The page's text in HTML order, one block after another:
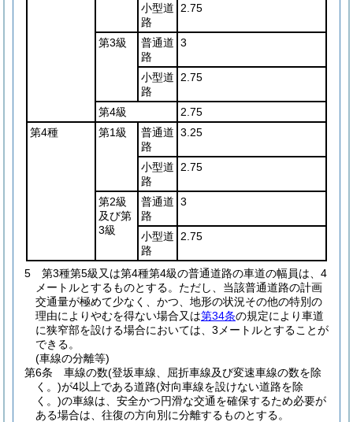
小型道
路
2.75
第3級
普通道
路
3
小型道
路
2.75
第4級
2.75
第4種
第1級
普通道
路
3.25
小型道
路
2.75
第2級
及び第
3級
普通道
路
3
小型道
路
2.75
5
第3種第5級又は第4種第4級の普通道路の車道の幅員は、4
メートルとするものとする。 ただし、当該普通道路の計画
交通量が極めて少なく、かつ、地形の状況その他の特別の
理由によりやむを得ない場合又は第34条の規定により車道
に狭窄部を設ける場合においては、3メートルとすることが
できる。
(車線の分離等)
第6条
車線の数(登坂車線、屈折車線及び変速車線の数を除
く。)が4以上である道路(対向車線を設けない道路を除
く。)の車線は、安全かつ円滑な交通を確保するため必要が
ある場合は、往復の方向別に分離するものとする。